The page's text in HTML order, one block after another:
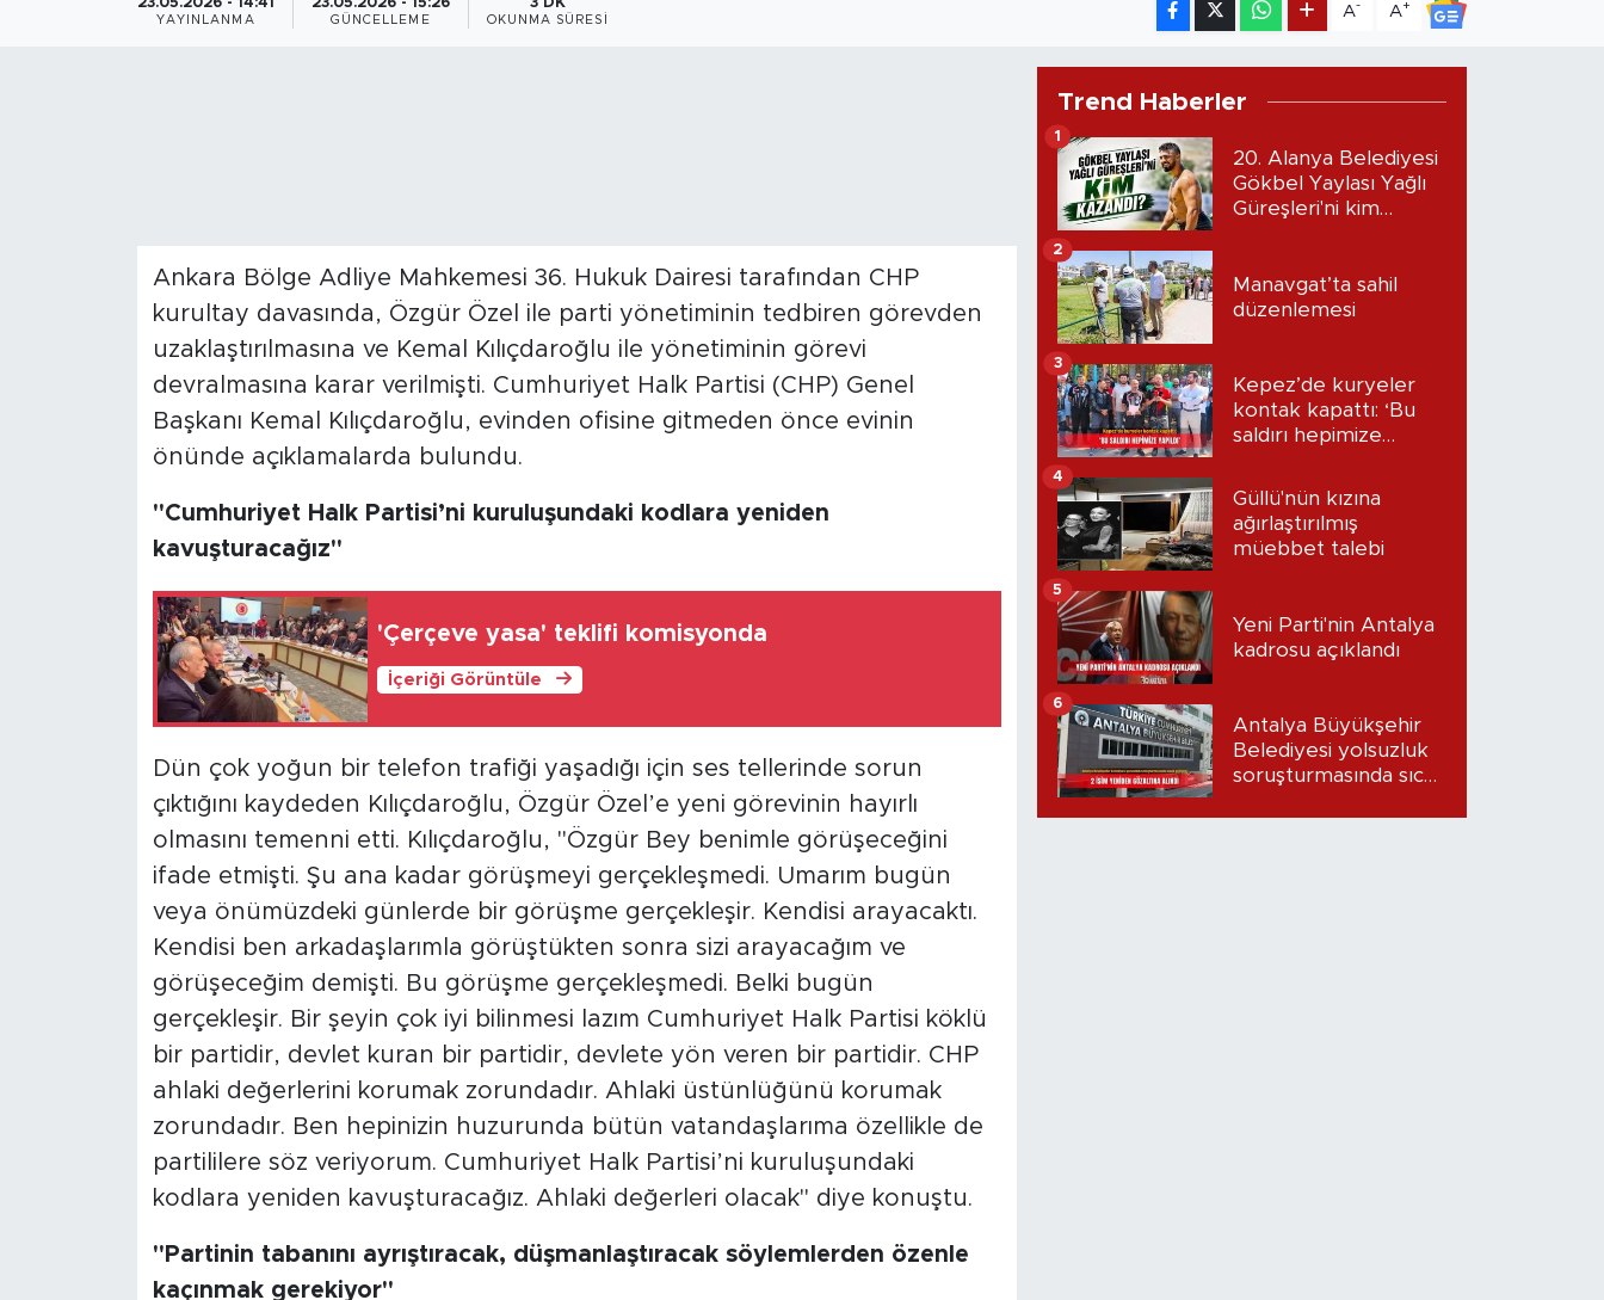
23.05.2026 - 14:41
YAYINLANMA
23.05.2026 - 15:26
GÜNCELLEME
3 DK
OKUNMA SÜRESI
A- A+
Ankara Bölge Adliye Mahkemesi 36. Hukuk Dairesi tarafından CHP
kurultay davasında, Özgür Özel ile parti yönetiminin tedbiren görevden
uzaklaştırılmasına ve Kemal Kılıçdaroğlu ile yönetiminin görevi
devralmasına karar verilmişti. Cumhuriyet Halk Partisi (CHP) Genel
Başkanı Kemal Kılıçdaroğlu, evinden ofisine gitmeden önce evinin
önünde açıklamalarda bulundu.
"Cumhuriyet Halk Partisi’ni kuruluşundaki kodlara yeniden
kavuşturacağız"
'Çerçeve yasa' teklifi komisyonda
İçeriği Görüntüle
Dün çok yoğun bir telefon trafiği yaşadığı için ses tellerinde sorun
çıktığını kaydeden Kılıçdaroğlu, Özgür Özel’e yeni görevinin hayırlı
olmasını temenni etti. Kılıçdaroğlu, "Özgür Bey benimle görüşeceğini
ifade etmişti. Şu ana kadar görüşmeyi gerçekleşmedi. Umarım bugün
veya önümüzdeki günlerde bir görüşme gerçekleşir. Kendisi arayacaktı.
Kendisi ben arkadaşlarımla görüştükten sonra sizi arayacağım ve
görüşeceğim demişti. Bu görüşme gerçekleşmedi. Belki bugün
gerçekleşir. Bir şeyin çok iyi bilinmesi lazım Cumhuriyet Halk Partisi köklü
bir partidir, devlet kuran bir partidir, devlete yön veren bir partidir. CHP
ahlaki değerlerini korumak zorundadır. Ahlaki üstünlüğünü korumak
zorundadır. Ben hepinizin huzurunda bütün vatandaşlarıma özellikle de
partililere söz veriyorum. Cumhuriyet Halk Partisi’ni kuruluşundaki
kodlara yeniden kavuşturacağız. Ahlaki değerleri olacak" diye konuştu.
"Partinin tabanını ayrıştıracak, düşmanlaştıracak söylemlerden özenle
kaçınmak gerekiyor"
Trend Haberler
20. Alanya Belediyesi
Gökbel Yaylası Yağlı
Güreşleri'ni kim
1
Manavgat’ta sahil
düzenlemesi
2
Kepez’de kuryeler
kontak kapattı: ‘Bu
saldırı hepimize
3
Güllü'nün kızına
ağırlaştırılmış
müebbet talebi
4
Yeni Parti'nin Antalya
kadrosu açıklandı
5
Antalya Büyükşehir
Belediyesi yolsuzluk
soruşturmasında sıcak
6